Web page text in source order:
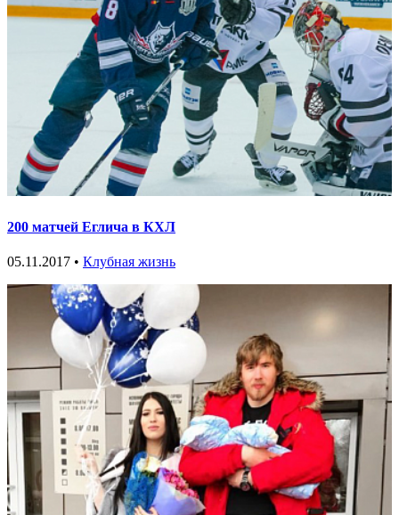
200 матчей Еглича в КХЛ
05.11.2017 • Клубная жизнь